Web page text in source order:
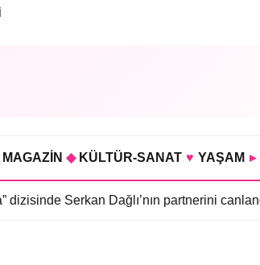
MAGAZİN ◆ KÜLTÜR-SANAT ♥ YAŞAM ▸
Serkan Dağlı’nın partnerini